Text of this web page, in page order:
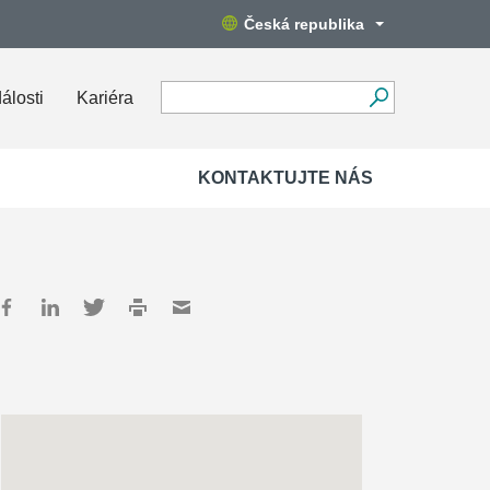
Česká republika
Kariéra
KONTAKTUJTE NÁS